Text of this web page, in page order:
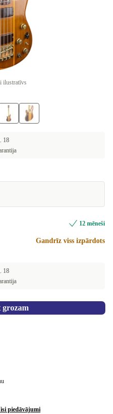
ilustratīvs
18
12 mēneši
Gandrīz viss izpārdots
18
grozam
piedāvājumi